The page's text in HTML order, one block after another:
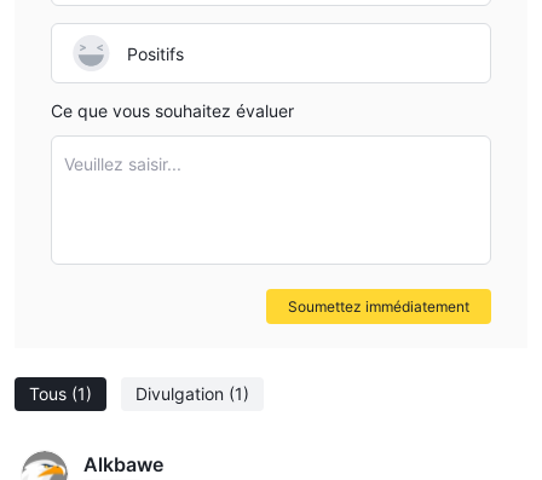
Tous (1) Divulgation (1)
Alkbawe
Positifs
Ce que vous souhaitez évaluer
Veuillez saisir...
Soumettez immédiatement